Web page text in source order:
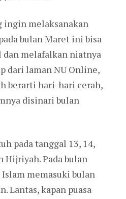
ingin melaksanakan
bulan Maret ini bisa
dan melafalkan niatnya
dari laman NU Online,
berarti hari-hari cerah,
disinari bulan
pada tanggal 13, 14,
Hijriyah. Pada bulan
memasuki bulan
Lantas, kapan puasa